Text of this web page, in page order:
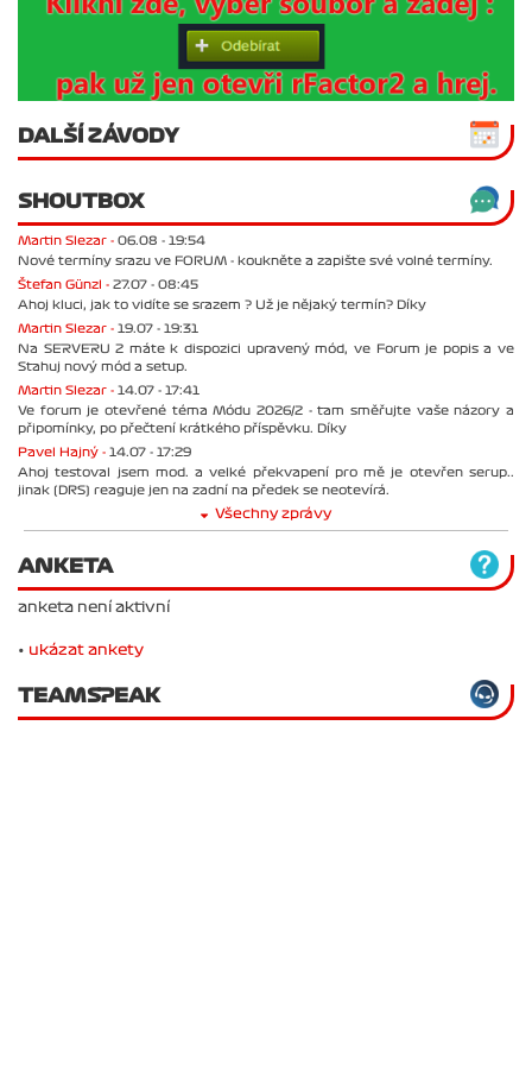
DALŠÍ ZÁVODY
SHOUTBOX
Martin Slezar -06.08 - 19:54
Nové termíny srazu ve FORUM - koukněte a zapište své volné termíny.
Štefan Günzl - 27.07 - 08:45
Ahoj kluci, jak to vidíte se srazem ? Už je nějaký termín? Díky
Martin Slezar -19.07 - 19:31
Na SERVERU 2 máte k dispozici upravený mód, ve Forum je popis a ve
Stahuj nový mód a setup.
Martin Slezar -14.07 - 17:41
Ve forum je otevřené téma Módu 2026/2 - tam směřujte vaše názory a
připomínky, po přečtení krátkého příspěvku. Díky
Pavel Hajný - 14.07 - 17:29
Ahoj testoval jsem mod. a velké překvapení pro mě je otevřen serup..
jinak (DRS) reaguje jen na zadní na předek se neotevírá.
Všechny zprávy
ANKETA
TEAMSPEAK